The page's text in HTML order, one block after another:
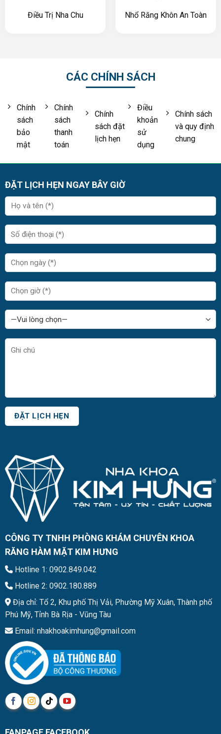
Điều Trị Nha Chu Nhổ Răng Khôn An Toàn
CÁC CHÍNH SÁCH
Chính
sách
bảo
mật
Chính
sách
thanh
toán
Chính
sách đặt
lịch hẹn
Điều
khoản
sử
dụng
Chính sách
và quy định
chung
CÔNG TY TNHH PHÒNG KHÁM CHUYÊN KHOA
RĂNG HÀM MẶT KIM HƯNG
Hotline 1: 0902.849.042
Hotline 2: 0902.180.889
Địa chỉ: Tổ 2, Khu phố Thị Vải, Phường Mỹ Xuân, Thành phố
Phú Mỹ, Tỉnh Bà Rịa - Vũng Tàu
Email: nhakhoakimhung@gmail.com
ĐẶT LỊCH HẸN NGAY BÂY GIỜ